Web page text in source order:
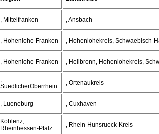
, Mittelfranken , Ansbach
, Hohenlohe-Franken , Hohenlohekreis, Schwaebisch-
, Hohenlohe-Franken , Heilbronn, Hohenlohekreis,
,
SuedlicherOberrhein
, Ortenaukreis
, Lueneburg , Cuxhaven
Koblenz,
Rheinhessen-Pfalz
, Rhein-Hunsrueck-Kreis